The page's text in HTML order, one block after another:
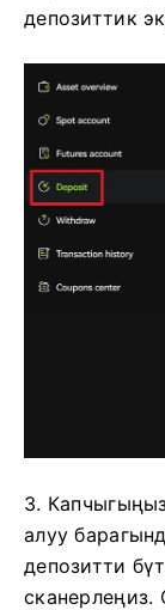
депозиттик
3.
алуу
депозитти
сканерлеңиз.